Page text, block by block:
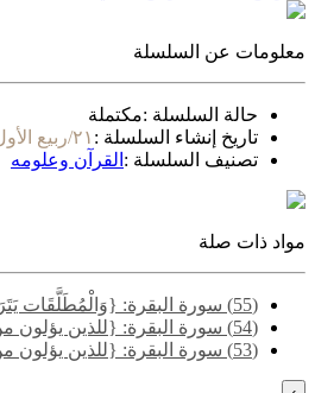
معلومات عن السلسلة
حالة السلسلة :مكتملة
تاريخ إنشاء السلسلة : ٢١/ربيع الأول/١٤٤١
تصنيف السلسلة : القرآن وعلومه
مواد ذات صلة
(55) سورة البقرة: {وَالْمُطَلَّقَات يَتَرَبَّصْنَ بِأَنْفُسِهِنَّ ثَلَاثَةَ قُرُوءٍ..} [البقرة: 228] - المسألة الأولى
(54) سورة البقرة: {للذين يؤلون من نسائهم تربص أربعة أشهر فإن فاءوا فإن الله غفور رحيم..} [البقرة: 226] - المسألة التاسعة
(53) سورة البقرة: {للذين يؤلون من نسائهم تربص أربعة أشهر فإن فاءوا فإن الله غفور رحيم..} [البقرة: 226] - المسألة الأولى